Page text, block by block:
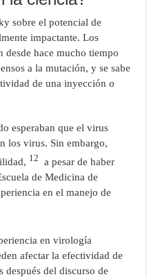
sobre el potencial de
impactante. Los
desde hace mucho tiempo
a la mutación, y se sabe
de una inyección o
esperaban que el virus
los virus. Sin embargo,
12
a pesar de haber
de Medicina de
en el manejo de
en virología
afectar la efectividad de
del discurso de